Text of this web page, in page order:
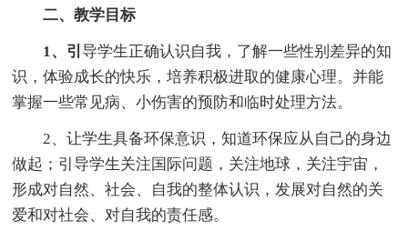
二、教学目标
1、引导学生正确认识自我，了解一些性别差异的知
识，体验成长的快乐，培养积极进取的健康心理。并能
掌握一些常见病、小伤害的预防和临时处理方法。
2、让学生具备环保意识，知道环保应从自己的身边
做起；引导学生关注国际问题，关注地球，关注宇宙，
形成对自然、社会、自我的整体认识，发展对自然的关
爱和对社会、对自我的责任感。